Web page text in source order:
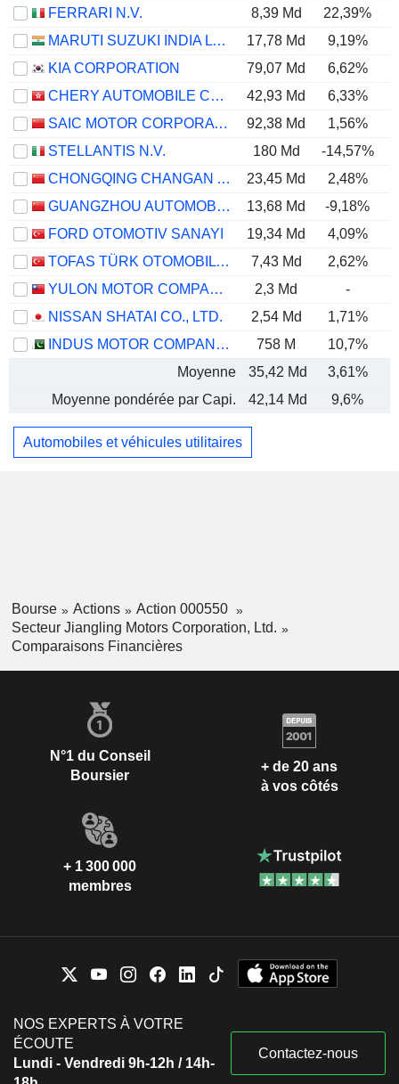
FERRARI N.V.
8,39 Md 22,39%
MARUTI SUZUKI INDIA LTD
17,78 Md 9,19%
KIA CORPORATION
79,07 Md 6,62%
CHERY AUTOMOBILE CO., LTD.
42,93 Md 6,33%
SAIC MOTOR CORPORATION LIMITED
92,38 Md 1,56%
STELLANTIS N.V.
180 Md -14,57%
CHONGQING CHANGAN AUTOMOBILE COMPANY LIMITED
23,45 Md 2,48%
GUANGZHOU AUTOMOBILE GROUP CO., LTD.
13,68 Md -9,18%
FORD OTOMOTIV SANAYI
19,34 Md
4,09%
TOFAS TÜRK OTOMOBIL FABRIKASI ANONIM SIRKETI
7,43 Md 2,62%
YULON MOTOR COMPANY LTD.
2,3 Md -
NISSAN SHATAI CO., LTD.
2,54 Md 1,71%
INDUS MOTOR COMPANY LIMITED
758 M 10,7%
Moyenne
35,42 Md 3,61%
Moyenne pondérée par Capi.
42,14 Md 9,6%
Automobiles et véhicules utilitaires
Bourse Actions
Action 000550
Secteur Jiangling Motors Corporation, Ltd.
Comparaisons Financières
N°1 du Conseil
Boursier
+ de 20 ans
à vos côtés
+ 1 300 000
membres
NOS EXPERTS À VOTRE
ÉCOUTE
Lundi - Vendredi 9h-12h / 14h-
Contactez-nous